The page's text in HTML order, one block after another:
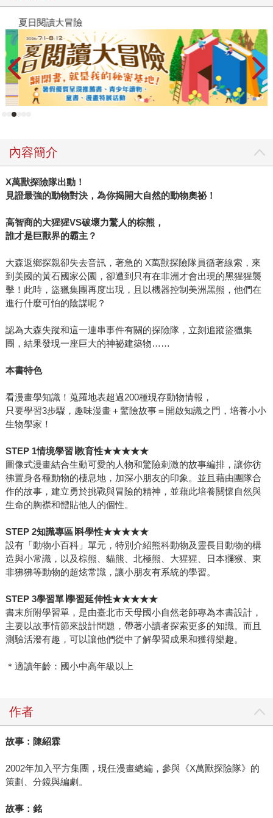
夏日閱讀大冒險
內容簡介
X萬獸探險隊出動！
見證最強的動物對決，為你揭開大自然的動物奧祕！
高智商的大猩猩VS破壞力驚人的棕熊，
誰才是巨獸界的霸主？
大森返鄉探親卻失去音訊，著急的 X萬獸探險隊員循著線索，來
到美國的黃石國家公園，卻遭到只有在非洲才會出現的黑猩猩襲
擊！此時，盜獵集團再度出現，且以機器控制美洲黑熊，他們在
進行什麼可怕的陰謀呢？
認為大森失蹤和這一連串事件有關的探險隊，立刻追蹤盜獵集
團，結果發現一座巨大的神祕建築物……
本書特色
看漫畫學知識！蒐羅地表超過200種現存動物情報，
只要學習3步驟，趣味漫畫＋驚險故事＝開啟知識之門，培養小小
生物學家！
STEP 1情境學習 教育性★★★★★
圖像式漫畫結合生動可愛的人物和驚險刺激的故事編排，讓你彷
彿置身各種動物的棲息地，加深小朋友的印象。並且藉由團隊合
作的故事，建立勇於挑戰與冒險的精神，並藉此培養關懷自然與
生命的胸襟和體貼他人的個性。
STEP 2知識專區∣ 科學性★★★★★
設有「動物小百科」單元，特別介紹熊科動物及靈長目動物的構
造與小常識，以及棕熊、貓熊、北極熊、大猩猩、日本獼猴、東
非狒狒等動物的超炫常識，讓小朋友有系統的學習。
STEP 3學習單∣ 學習延伸性★★★★★
書末所附學習單，是由臺北市天母國小自然老師專為本書設計，
主要以故事情節來設計問題，帶著小讀者探索更多的知識。而且
測驗活潑有趣，可以讓他們從中了解學習成果和獲得樂趣。
＊適讀年齡：國小中高年級以上
作者
故事：陳紹霖
2002年加入平方集團，現任漫畫總編，參與《X萬獸探險隊》的
策劃、分鏡與編劇。
故事：銘